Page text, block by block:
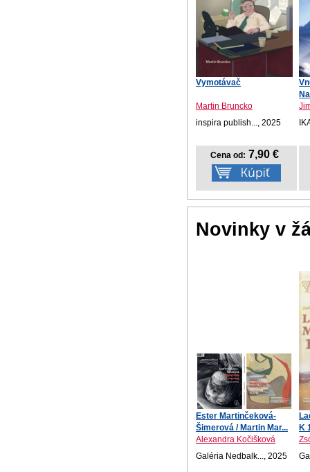
Vymotávač
Martin Bruncko
inspira publish..., 2025
Cena od: 7,90 €
Novinky v
Ester Martinčeková-
Šimerová / Martin Mar...
Alexandra Kočišková
Galéria Nedbalk..., 2025
K